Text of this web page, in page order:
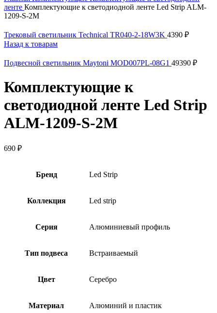
ленте Комплектующие к светодиодной ленте Led Strip ALM-
1209-S-2M
Трековый светильник Technical TR040-2-18W3K 4390 ₽
Назад к товарам
Подвесной светильник Maytoni MOD007PL-08G1 49390 ₽
Комплектующие к
светодиодной ленте Led Strip
ALM-1209-S-2M
690 ₽
Бренд Led Strip
Коллекция Led strip
Серия Алюминиевый профиль
Тип подвеса Встраиваемый
Цвет Серебро
Материал Алюминий и пластик